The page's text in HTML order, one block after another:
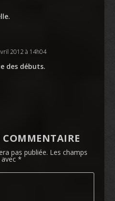
2012 à 14h04
des débuts.
pas publiée. Les champs
*